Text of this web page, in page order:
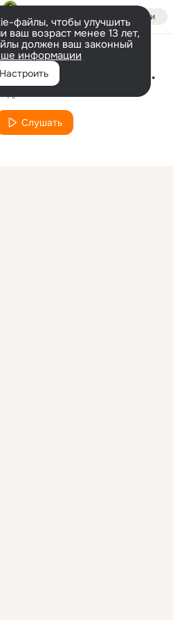
Войти
файлы, чтобы улучшить
ваш возраст менее 13 лет,
должен ваш законный
информации
Настроить Времена или взгляды зк на современность
Слушать